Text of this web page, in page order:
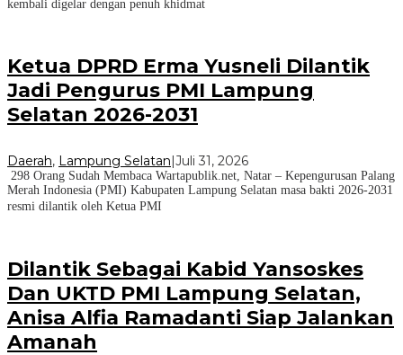
kembali digelar dengan penuh khidmat
Ketua DPRD Erma Yusneli Dilantik
Jadi Pengurus PMI Lampung
Selatan 2026-2031
Daerah, Lampung Selatan Juli 31, 2026
298 Orang Sudah Membaca Wartapublik.net, Natar – Kepengurusan Palang
Merah Indonesia (PMI) Kabupaten Lampung Selatan masa bakti 2026-2031
resmi dilantik oleh Ketua PMI
Dilantik Sebagai Kabid Yansoskes
Dan UKTD PMI Lampung Selatan,
Anisa Alfia Ramadanti Siap Jalankan
Amanah